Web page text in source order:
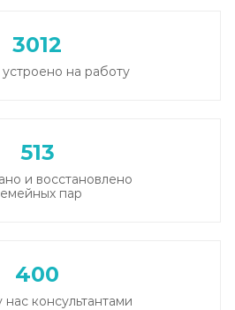
3012
на работу
513
и восстановлено
пар
400
консультантами